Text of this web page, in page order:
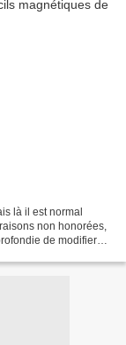
là il est normal
non honorées,
de modifier